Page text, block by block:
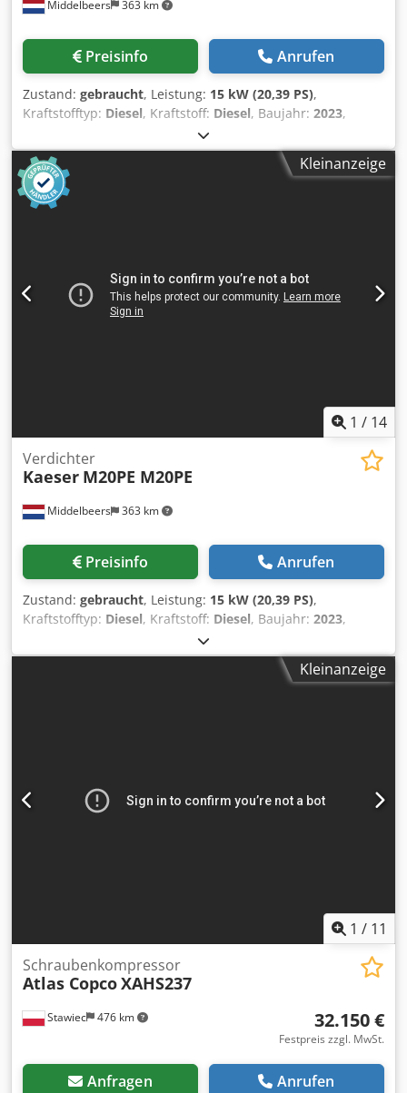
Middelbeers 363 km
Preisinfo Anrufen
Zustand: gebraucht, Leistung: 15 kW (20,39 PS),
Kraftstofftyp: Diesel, Kraftstoff: Diesel, Baujahr: 2023,
, Baujahr: 2023 Verwendungszweck:
Bauwesen CE-Kennzeichnung: ja Preis: Auf Anfrage
Dksdjxuu Nmspfx Ahger Seriennummer:
WKA0N0500P9093839 Durchfuhr Kapazität: 120 m3/h
Kleinanzeige
1 / 14
Middelbeers 363 km
Verdichter
Kaeser M20PE M20PE
Preisinfo Anrufen
Zustand: gebraucht, Leistung: 15 kW (20,39 PS),
Kraftstofftyp: Diesel, Kraftstoff: Diesel, Baujahr: 2023,
, Baujahr: 2023 Verwendungszweck:
Bauwesen CE-Kennzeichnung: ja Dksdpfxexuu Iij Ahgor
Preis: Auf Anfrage Seriennummer: WKA0N0500P9308038
Kleinanzeige
1 / 11
Stawiec 476 km
Schraubenkompressor
Atlas CopcoXAHS237
32.150 €
Festpreis zzgl. MwSt.
Anfragen Anrufen